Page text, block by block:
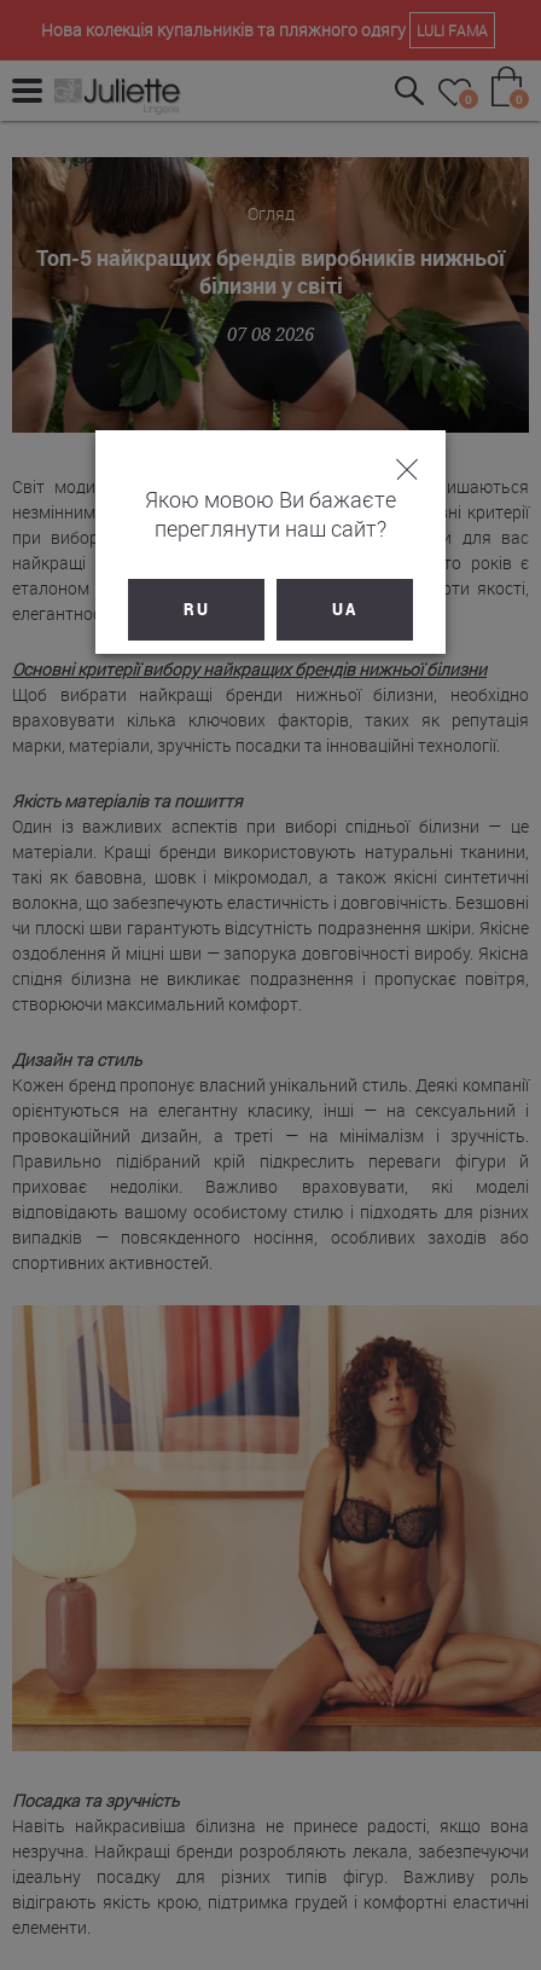
Нова колекція купальників та пляжного одягу LULI FAMA
0 0
Огляд
Топ-5 найкращих брендів виробників нижньої
білизни у світі
07 08 2026
Світ моди постійно змінюється, але є речі, які залишаються
незмінними. Якість, елегантність та комфорт — основні критерії
при виборі спідньої білизни. На Juliette ми зібрали для вас
найкращі з найкращих. Топ-5 брендів, які вже багато років є
еталоном у світі інтимної моди, визначаючи стандарти якості,
елегантності та сексуальності.
Основні критерії вибору найкращих брендів нижньої білизни
Щоб вибрати найкращі бренди нижньої білизни, необхідно
враховувати кілька ключових факторів, таких як репутація
марки, матеріали, зручність посадки та інноваційні технології.
Якість матеріалів та пошиття
Один із важливих аспектів при виборі спідньої білизни — це
матеріали. Кращі бренди використовують натуральні тканини,
такі як бавовна, шовк і мікромодал, а також якісні синтетичні
волокна, що забезпечують еластичність і довговічність. Безшовні
чи плоскі шви гарантують відсутність подразнення шкіри. Якісне
оздоблення й міцні шви — запорука довговічності виробу. Якісна
спідня білизна не викликає подразнення і пропускає повітря,
створюючи максимальний комфорт.
Дизайн та стиль
Кожен бренд пропонує власний унікальний стиль. Деякі компанії
орієнтуються на елегантну класику, інші — на сексуальний і
провокаційний дизайн, а треті — на мінімалізм і зручність.
Правильно підібраний крій підкреслить переваги фігури й
приховає недоліки. Важливо враховувати, які моделі
відповідають вашому особистому стилю і підходять для різних
випадків — повсякденного носіння, особливих заходів або
спортивних активностей.
Посадка та зручність
Навіть найкрасивіша білизна не принесе радості, якщо вона
незручна. Найкращі бренди розробляють лекала, забезпечуючи
ідеальну посадку для різних типів фігур. Важливу роль
відіграють якість крою, підтримка грудей і комфортні еластичні
елементи.
Якою мовою Ви бажаєте
переглянути наш сайт?
RU UA